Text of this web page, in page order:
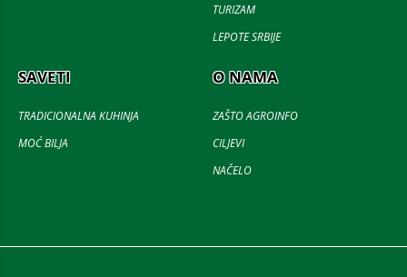
TURIZAM
LEPOTE SRBIJE
SAVETI
TRADICIONALNA KUHINJA
MOĆ BILJA
O NAMA
ZAŠTO AGROINFO
CILJEVI
NAČELO